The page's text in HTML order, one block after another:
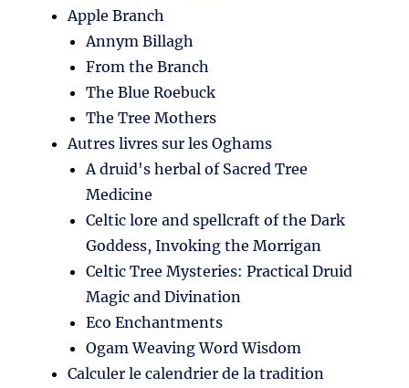
Apple Branch
Annym Billagh
From the Branch
The Blue Roebuck
The Tree Mothers
Autres livres sur les Oghams
A druid's herbal of Sacred Tree
Medicine
Celtic lore and spellcraft of the Dark
Goddess, Invoking the Morrigan
Celtic Tree Mysteries: Practical Druid
Magic and Divination
Eco Enchantments
Ogam Weaving Word Wisdom
Calculer le calendrier de la tradition